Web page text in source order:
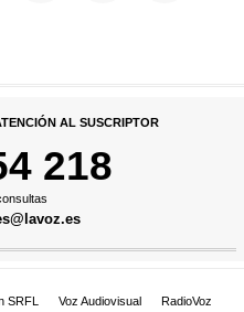
AL SUSCRIPTOR
218
SRFL Voz Audiovisual RadioVoz